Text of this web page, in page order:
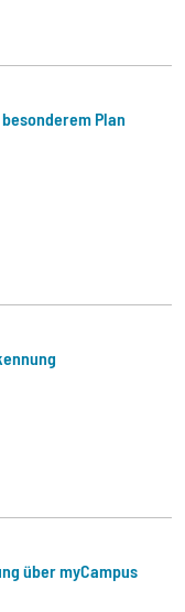
Plan
über myCampus